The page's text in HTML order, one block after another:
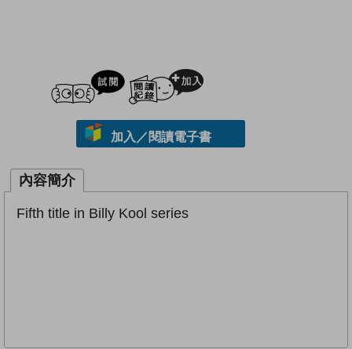
試閲
加入／閱讀電子書
內容簡介
Fifth title in Billy Kool series